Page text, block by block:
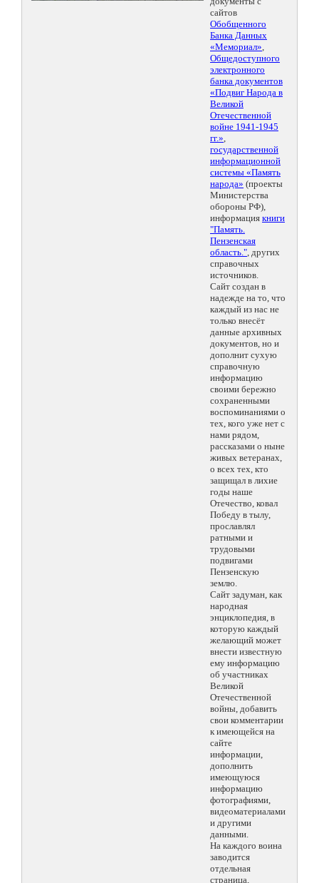
сайтов
Обобщенного
Банка Данных
«Мемориал»,
Общедоступного
электронного
банка документов
«Подвиг Народа в
Великой
Отечественной
войне 1941-1945
гг.»,
государственной
информационной
системы «Память
народа» (проекты
Министерства
обороны РФ),
информация книги
"Память.
Пензенская
область.", других
справочных
источников.
Сайт создан в
надежде на то, что
каждый из нас не
только внесёт
данные архивных
документов, но и
дополнит сухую
справочную
информацию
своими бережно
сохраненными
воспоминаниями о
тех, кого уже нет с
нами рядом,
рассказами о ныне
живых ветеранах,
о всех тех, кто
защищал в лихие
годы наше
Отечество, ковал
Победу в тылу,
прославлял
ратными и
трудовыми
подвигами
Пензенскую
землю.
Сайт задуман, как
народная
энциклопедия, в
которую каждый
желающий может
внести известную
ему информацию
об участниках
Великой
Отечественной
войны, добавить
свои комментарии
к имеющейся на
сайте
информации,
дополнить
имеющуюся
информацию
фотографиями,
видеоматериалами
и другими
данными.
На каждого воина
заводится
отдельная
страница,